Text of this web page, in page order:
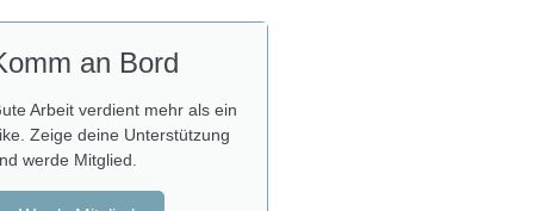
an Bord
Arbeit verdient mehr als ein
Zeige deine Unterstützung
werde Mitglied.